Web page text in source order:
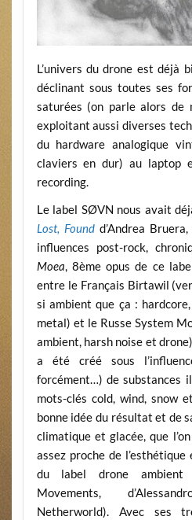
L’univers du drone est déjà
déclinant sous toutes ses
saturées (on parle alors de
exploitant aussi diverses
du hardware analogique
claviers en dur) au laptop
recording.
Le label SØVN nous avait
Lost, Foundd’Andrea
influences post-rock,
Moea, 8èmeopus de ce
entre le Français Birtawil
si ambient que ça :
metal) et le Russe System
ambient, harsh noise et
a été créé sous
forcément…) de substances
mots-clés cold, wind, snowet
bonne idée du résultat et de
climatique et glacée, que
assez proche de
du labeldrone ambient
Movements,
Netherworld). Avec ses